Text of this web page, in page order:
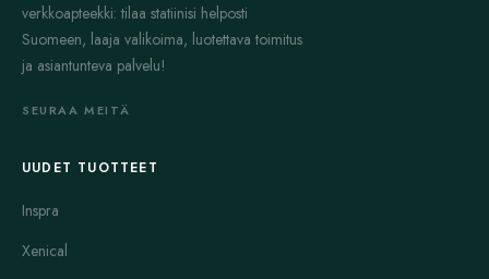
verkkoapteekki: tilaa statiinisi helposti
Suomeen, laaja valikoima, luotettava toimitus
ja asiantunteva palvelu!
SEURAA MEITÄ
UUDET TUOTTEET
Inspra
Xenical